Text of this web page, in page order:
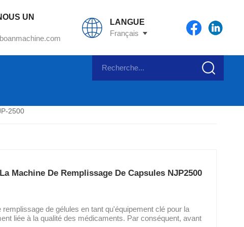
UN
LANGUE
Français
2500
2500
Machine De Remplissage De Capsules NJP2500
de gélules en tant qu'équipement clé pour la
liée à la qualité des médicaments. Par conséquent, avant